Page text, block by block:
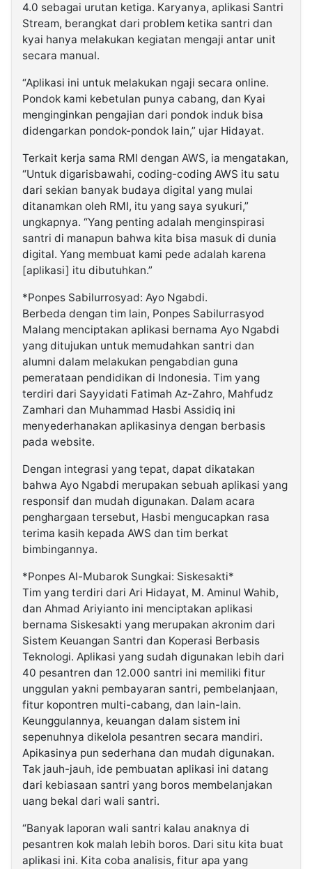
4.0 sebagai urutan ketiga. Karyanya, aplikasi Santri
Stream, berangkat dari problem ketika santri dan
kyai hanya melakukan kegiatan mengaji antar unit
secara manual.
“Aplikasi ini untuk melakukan ngaji secara online.
Pondok kami kebetulan punya cabang, dan Kyai
menginginkan pengajian dari pondok induk bisa
didengarkan pondok-pondok lain,” ujar Hidayat.
Terkait kerja sama RMI dengan AWS, ia mengatakan,
“Untuk digarisbawahi, coding-coding AWS itu satu
dari sekian banyak budaya digital yang mulai
ditanamkan oleh RMI, itu yang saya syukuri,”
ungkapnya. “Yang penting adalah menginspirasi
santri di manapun bahwa kita bisa masuk di dunia
digital. Yang membuat kami pede adalah karena
[aplikasi] itu dibutuhkan.”
*Ponpes Sabilurrosyad: Ayo Ngabdi.
Berbeda dengan tim lain, Ponpes Sabilurrasyod
Malang menciptakan aplikasi bernama Ayo Ngabdi
yang ditujukan untuk memudahkan santri dan
alumni dalam melakukan pengabdian guna
pemerataan pendidikan di Indonesia. Tim yang
terdiri dari Sayyidati Fatimah Az-Zahro, Mahfudz
Zamhari dan Muhammad Hasbi Assidiq ini
menyederhanakan aplikasinya dengan berbasis
pada website.
Dengan integrasi yang tepat, dapat dikatakan
bahwa Ayo Ngabdi merupakan sebuah aplikasi yang
responsif dan mudah digunakan. Dalam acara
penghargaan tersebut, Hasbi mengucapkan rasa
terima kasih kepada AWS dan tim berkat
bimbingannya.
*Ponpes Al-Mubarok Sungkai: Siskesakti*
Tim yang terdiri dari Ari Hidayat, M. Aminul Wahib,
dan Ahmad Ariyianto ini menciptakan aplikasi
bernama Siskesakti yang merupakan akronim dari
Sistem Keuangan Santri dan Koperasi Berbasis
Teknologi. Aplikasi yang sudah digunakan lebih dari
40 pesantren dan 12.000 santri ini memiliki fitur
unggulan yakni pembayaran santri, pembelanjaan,
fitur kopontren multi-cabang, dan lain-lain.
Keunggulannya, keuangan dalam sistem ini
sepenuhnya dikelola pesantren secara mandiri.
Apikasinya pun sederhana dan mudah digunakan.
Tak jauh-jauh, ide pembuatan aplikasi ini datang
dari kebiasaan santri yang boros membelanjakan
uang bekal dari wali santri.
“Banyak laporan wali santri kalau anaknya di
pesantren kok malah lebih boros. Dari situ kita buat
aplikasi ini. Kita coba analisis, fitur apa yang